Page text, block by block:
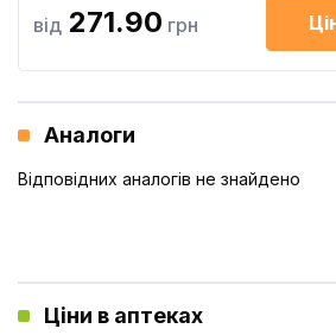
від 271.90 грн
Аналоги
Відповідних аналогів не знайдено
Ціни в аптеках